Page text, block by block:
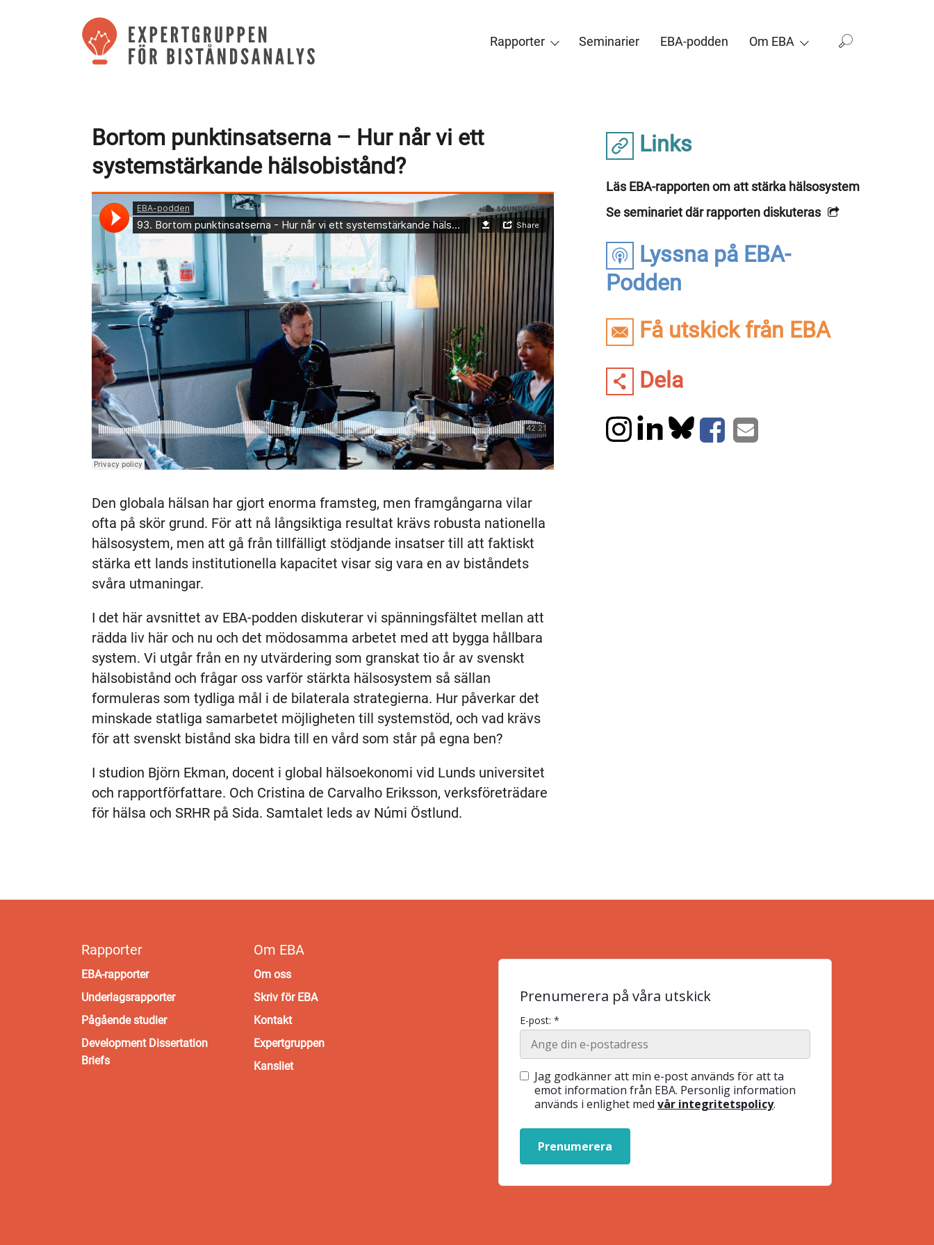
Rapporter Seminarier EBA-podden Om EBA
Links
Läs EBA-rapporten om att stärka hälsosystem
Se seminariet där rapporten diskuteras
Lyssna på EBA-
Podden
Få utskick från EBA
Dela
Bortom punktinsatserna – Hur når vi ett
systemstärkande hälsobistånd?
Den globala hälsan har gjort enorma framsteg, men framgångarna vilar
ofta på skör grund. För att nå långsiktiga resultat krävs robusta nationella
hälsosystem, men att gå från tillfälligt stödjande insatser till att faktiskt
stärka ett lands institutionella kapacitet visar sig vara en av biståndets
svåra utmaningar.
I det här avsnittet av EBA-podden diskuterar vi spänningsfältet mellan att
rädda liv här och nu och det mödosamma arbetet med att bygga hållbara
system. Vi utgår från en ny utvärdering som granskat tio år av svenskt
hälsobistånd och frågar oss varför stärkta hälsosystem så sällan
formuleras som tydliga mål i de bilaterala strategierna. Hur påverkar det
minskade statliga samarbetet möjligheten till systemstöd, och vad krävs
för att svenskt bistånd ska bidra till en vård som står på egna ben?
I studion Björn Ekman, docent i global hälsoekonomi vid Lunds universitet
och rapportförfattare. Och Cristina de Carvalho Eriksson, verksföreträdare
för hälsa och SRHR på Sida. Samtalet leds av Númi Östlund.
Rapporter
EBA-rapporter
Underlagsrapporter
Pågående studier
Development Dissertation
Briefs
Om EBA
Om oss
Skriv för EBA
Kontakt
Expertgruppen
Kansliet
Prenumerera på våra utskick
E-post: *
Jag godkänner att min e-post används för att ta
emot information från EBA. Personlig information
används i enlighet med vår integritetspolicy.
Prenumerera